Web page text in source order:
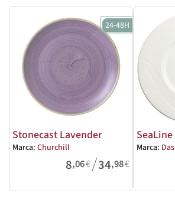
24-48H
Stonecast Lavender
Marca: Churchill
8,06€/34,98€
SeaLine
Marca: